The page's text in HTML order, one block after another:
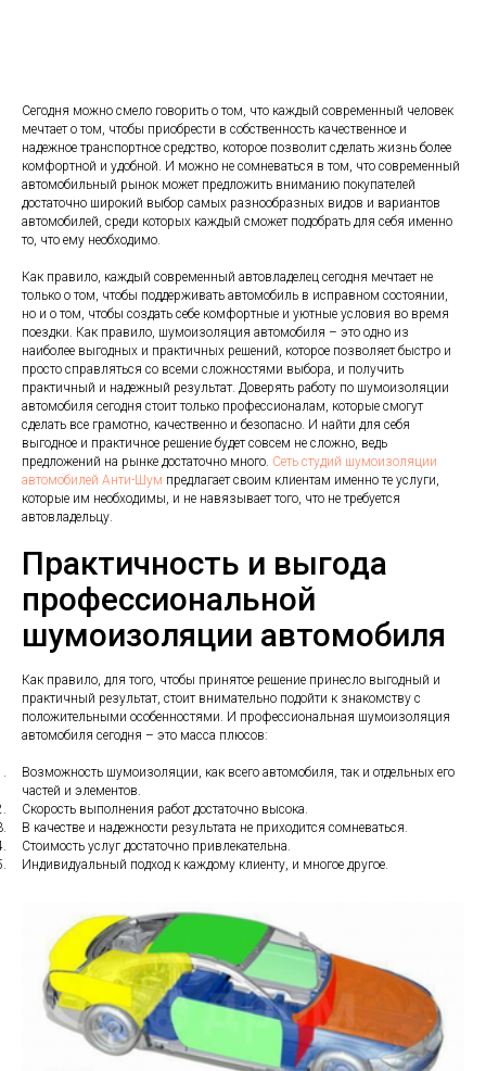
Сегодня можно смело говорить о том, что каждый современный человек
мечтает о том, чтобы приобрести в собственность качественное и
надежное транспортное средство, которое позволит сделать жизнь более
комфортной и удобной. И можно не сомневаться в том, что современный
автомобильный рынок может предложить вниманию покупателей
достаточно широкий выбор самых разнообразных видов и вариантов
автомобилей, среди которых каждый сможет подобрать для себя именно
то, что ему необходимо.
Как правило, каждый современный автовладелец сегодня мечтает не
только о том, чтобы поддерживать автомобиль в исправном состоянии,
но и о том, чтобы создать себе комфортные и уютные условия во время
поездки. Как правило, шумоизоляция автомобиля – это одно из
наиболее выгодных и практичных решений, которое позволяет быстро и
просто справляться со всеми сложностями выбора, и получить
практичный и надежный результат. Доверять работу по шумоизоляции
автомобиля сегодня стоит только профессионалам, которые смогут
сделать все грамотно, качественно и безопасно. И найти для себя
выгодное и практичное решение будет совсем не сложно, ведь
предложений на рынке достаточно много. Сеть студий шумоизоляции
автомобилей Анти-Шум предлагает своим клиентам именно те услуги,
которые им необходимы, и не навязывает того, что не требуется
автовладельцу.
Практичность и выгода
профессиональной
шумоизоляции автомобиля
Как правило, для того, чтобы принятое решение принесло выгодный и
практичный результат, стоит внимательно подойти к знакомству с
положительными особенностями. И профессиональная шумоизоляция
автомобиля сегодня – это масса плюсов:
Возможность шумоизоляции, как всего автомобиля, так и отдельных его
частей и элементов.
Скорость выполнения работ достаточно высока.
В качестве и надежности результата не приходится сомневаться.
Стоимость услуг достаточно привлекательна.
Индивидуальный подход к каждому клиенту, и многое другое.